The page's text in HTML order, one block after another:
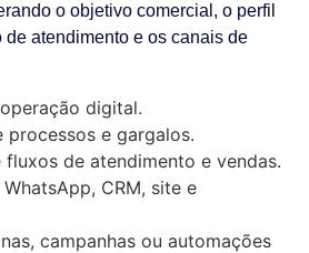
o objetivo comercial, o perfil
atendimento e os canais de
digital.
processos e gargalos.
fluxos de atendimento e vendas.
CRM, site e
campanhas ou automações